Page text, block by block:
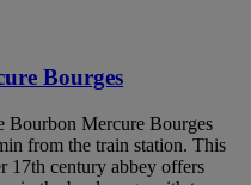
Bourges
Bourbon Mercure Bourges
from the train station. This
17th century abbey offers